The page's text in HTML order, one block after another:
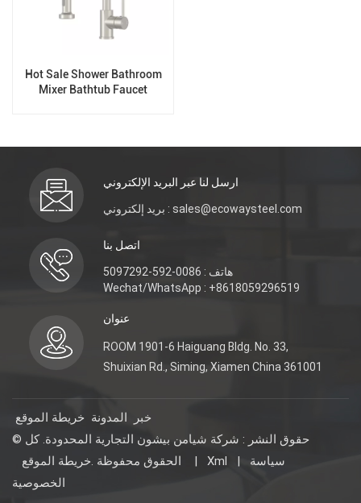
Hot Sale Shower Bathroom
Mixer Bathtub Faucet
ارسل لنا عبر البريد الإلكتروني
بريد إلكتروني : sales@ecowaysteel.com
اتصل بنا
هاتف : 0086-592-5097292
Wechat/WhatsApp : +8618059296519
عنوان
ROOM 1901-6 Haiguang Bldg. No. 33,
Shuixian Rd., Siming, Xiamen China 361001
خريطة الموقع المدونة
خبر
© حقوق النشر : شركة شيامن بيشون التجارية المحدودة. كل
الحقوق محفوظة .
| Xml |
سياسة
الخصوصية